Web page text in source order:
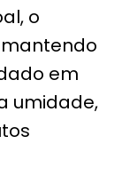
o
em
umidade,